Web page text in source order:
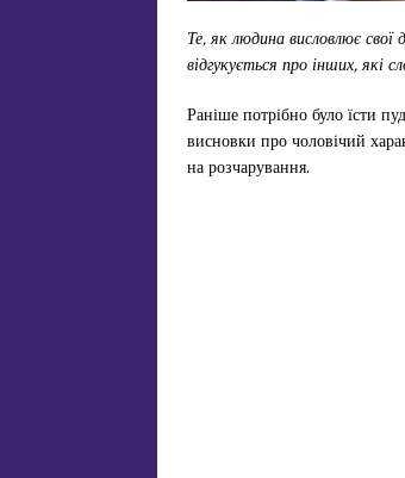
Те, як людина висловлює
відгукується про інших, які
Раніше потрібно було їсти
висновки про чоловічий
на розчарування.